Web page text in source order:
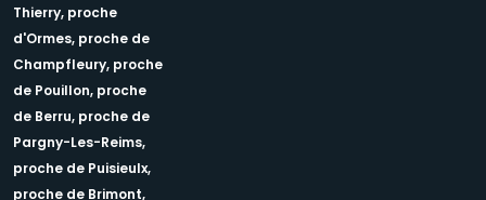
Thierry, proche
d'Ormes, proche de
Champfleury, proche
de Pouillon, proche
de Berru, proche de
Pargny-Les-Reims,
proche de Puisieulx,
proche de Brimont,